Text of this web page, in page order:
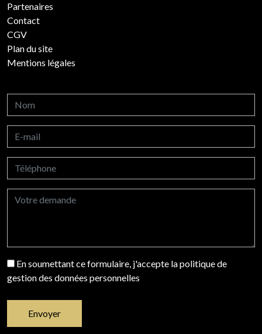
Partenaires
Contact
CGV
Plan du site
Mentions légales
En soumettant ce formulaire, j'accepte la politique de
gestion des données personnelles